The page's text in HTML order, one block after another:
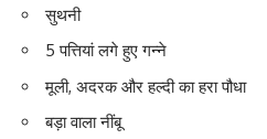
सुथनी
5 पत्तियां लगे हुए गन्ने
मूली, अदरक और हल्दी का हरा पौधा
बड़ा वाला नींबू